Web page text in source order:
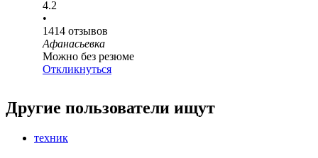
4.2
•
1414 отзывов
Афанасьевка
Можно без резюме
Откликнуться
Другие пользователи ищут
техник